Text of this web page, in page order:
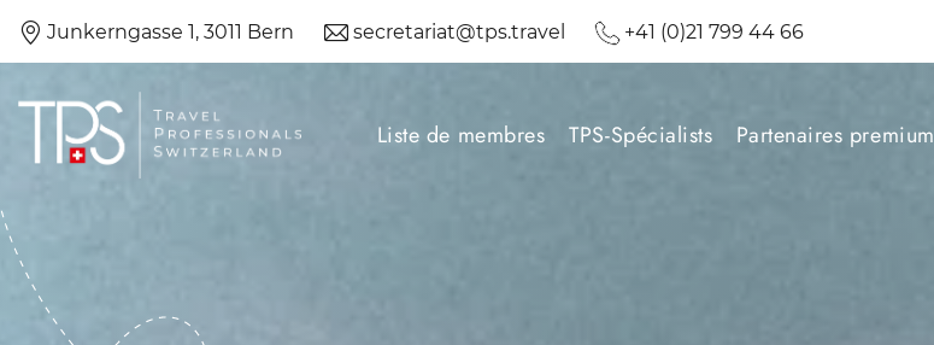
content
Junkerngasse 1, 3011 Bern secretariat@tps.travel +41 (0)21 799 44 66
Liste de membres TPS-Spécialists Partenaires premium